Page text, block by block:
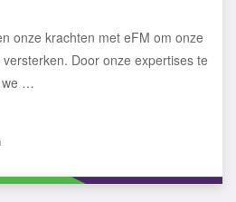
onze krachten met eFM om onze
Door onze expertises te
we …